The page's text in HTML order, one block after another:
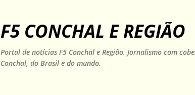
F5 CONCHAL E REGIÃO
Portal de notícias F5 Conchal e Região. Jornalismo com
Conchal, do Brasil e do mundo.